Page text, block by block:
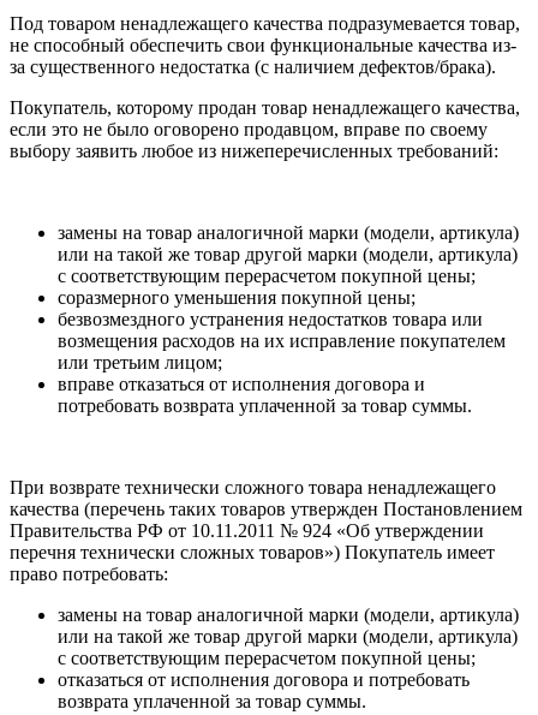
Под товаром ненадлежащего качества подразумевается товар,
не способный обеспечить свои функциональные качества из-
за существенного недостатка (с наличием дефектов/брака).
Покупатель, которому продан товар ненадлежащего качества,
если это не было оговорено продавцом, вправе по своему
выбору заявить любое из нижеперечисленных требований:
замены на товар аналогичной марки (модели, артикула)
или на такой же товар другой марки (модели, артикула)
с соответствующим перерасчетом покупной цены;
соразмерного уменьшения покупной цены;
безвозмездного устранения недостатков товара или
возмещения расходов на их исправление покупателем
или третьим лицом;
вправе отказаться от исполнения договора и
потребовать возврата уплаченной за товар суммы.
При возврате технически сложного товара ненадлежащего
качества (перечень таких товаров утвержден Постановлением
Правительства РФ от 10.11.2011 № 924 «Об утверждении
перечня технически сложных товаров») Покупатель имеет
право потребовать:
замены на товар аналогичной марки (модели, артикула)
или на такой же товар другой марки (модели, артикула)
с соответствующим перерасчетом покупной цены;
отказаться от исполнения договора и потребовать
возврата уплаченной за товар суммы.